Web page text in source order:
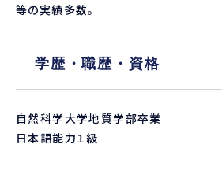
等の実績多数。
学歴・職歴・資格
自然科学大学地質学部卒業
日本語能力１級